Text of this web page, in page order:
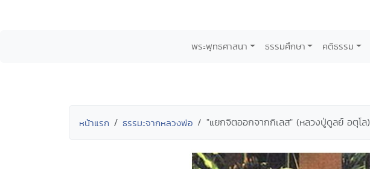
พระพุทธศาสนา ธรรมศึกษา คติธรรม
หน้าแรก ธรรมะจากหลวงพ่อ "แยกจิตออกจากกิเลส" (หลวงปู่ดูลย์ อตุโล)